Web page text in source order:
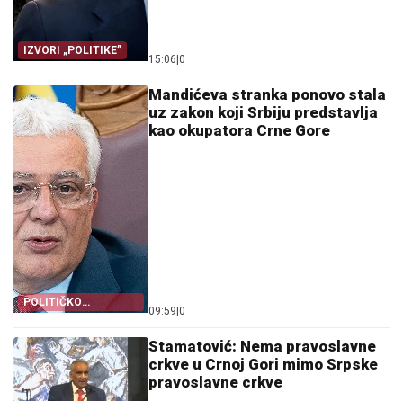
IZVORI „POLITIKE”
15:06 0
POLITIČKO
LICEMJERSTVO
Mandićeva stranka ponovo stala
uz zakon koji Srbiju predstavlja
kao okupatora Crne Gore
09:59 0
Stamatović: Nema pravoslavne
crkve u Crnoj Gori mimo Srpske
pravoslavne crkve